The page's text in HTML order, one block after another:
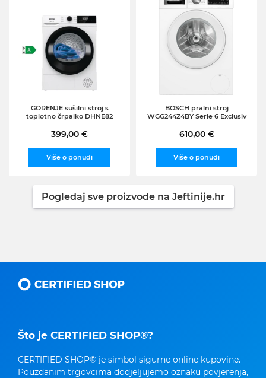
GORENJE sušilni stroj s
toplotno črpalko DHNE82
399,00 €
Više o ponudi
BOSCH pralni stroj
WGG244Z4BY Serie 6 Exclusiv
610,00 €
Više o ponudi
Pogledaj sve proizvode na Jeftinije.hr
Što je CERTIFIED SHOP®?
CERTIFIED SHOP® je simbol sigurne online kupovine.
Pouzdanim trgovcima dodjeljujemo oznaku povjerenja,